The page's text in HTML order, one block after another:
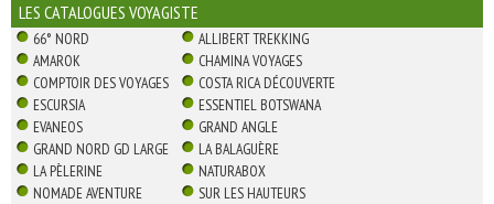
LES CATALOGUES VOYAGISTE
66° NORD
ALLIBERT TREKKING
AMAROK
CHAMINA VOYAGES
COMPTOIR DES VOYAGES
COSTA RICA DÉCOUVERTE
ESCURSIA
ESSENTIEL BOTSWANA
EVANEOS
GRAND ANGLE
GRAND NORD GD LARGE
LA BALAGUÈRE
LA PÈLERINE
NATURABOX
NOMADE AVENTURE
SUR LES HAUTEURS